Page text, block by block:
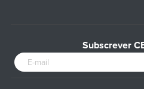
Subscrever